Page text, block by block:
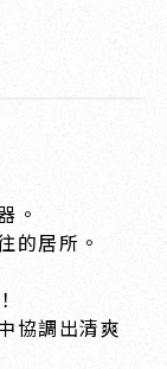
。
的居所。
協調出清爽